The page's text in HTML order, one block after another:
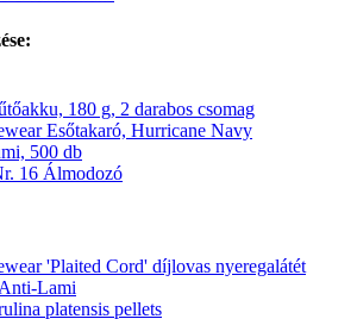
180 g, 2 darabos csomag
Esőtakaró, Hurricane Navy
500 db
16 Álmodozó
'Plaited Cord' díjlovas nyeregalátét
Lami
platensis pellets